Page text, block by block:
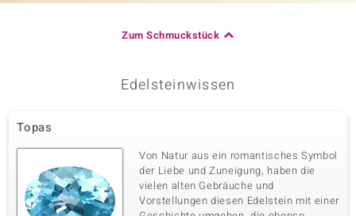
Zum Schmuckstück
Edelsteinwissen
Topas
Von Natur aus ein romantisches Symbol
der Liebe und Zuneigung, haben die
vielen alten Gebräuche und
Vorstellungen diesen Edelstein mit einer